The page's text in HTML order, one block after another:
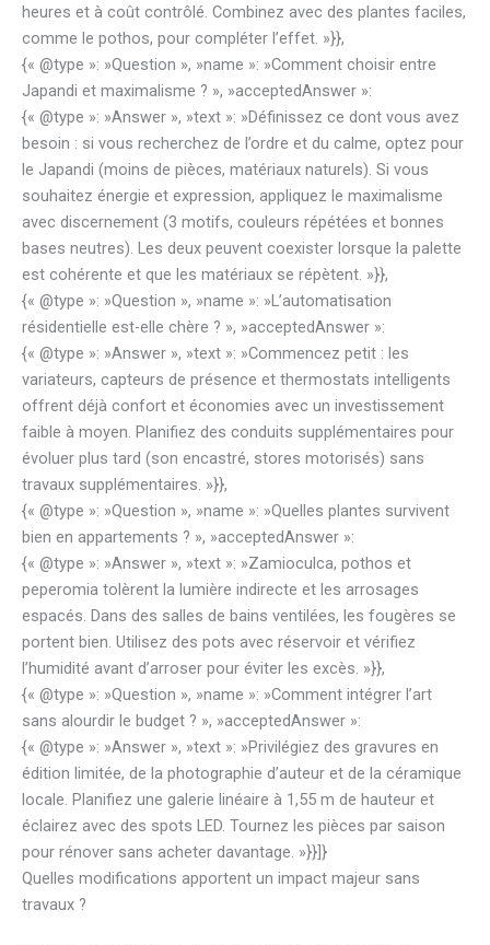
heures et à coût contrôlé. Combinez avec des plantes faciles,
comme le pothos, pour compléter l’effet. »}},
{« @type »: »Question », »name »: »Comment choisir entre
Japandi et maximalisme ? », »acceptedAnswer »:
{« @type »: »Answer », »text »: »Définissez ce dont vous avez
besoin : si vous recherchez de l’ordre et du calme, optez pour
le Japandi (moins de pièces, matériaux naturels). Si vous
souhaitez énergie et expression, appliquez le maximalisme
avec discernement (3 motifs, couleurs répétées et bonnes
bases neutres). Les deux peuvent coexister lorsque la palette
est cohérente et que les matériaux se répètent. »}},
{« @type »: »Question », »name »: »L’automatisation
résidentielle est-elle chère ? », »acceptedAnswer »:
{« @type »: »Answer », »text »: »Commencez petit : les
variateurs, capteurs de présence et thermostats intelligents
offrent déjà confort et économies avec un investissement
faible à moyen. Planifiez des conduits supplémentaires pour
évoluer plus tard (son encastré, stores motorisés) sans
travaux supplémentaires. »}},
{« @type »: »Question », »name »: »Quelles plantes survivent
bien en appartements ? », »acceptedAnswer »:
{« @type »: »Answer », »text »: »Zamioculca, pothos et
peperomia tolèrent la lumière indirecte et les arrosages
espacés. Dans des salles de bains ventilées, les fougères se
portent bien. Utilisez des pots avec réservoir et vérifiez
l’humidité avant d’arroser pour éviter les excès. »}},
{« @type »: »Question », »name »: »Comment intégrer l’art
sans alourdir le budget ? », »acceptedAnswer »:
{« @type »: »Answer », »text »: »Privilégiez des gravures en
édition limitée, de la photographie d’auteur et de la céramique
locale. Planifiez une galerie linéaire à 1,55 m de hauteur et
éclairez avec des spots LED. Tournez les pièces par saison
pour rénover sans acheter davantage. »}}]}
Quelles modifications apportent un impact majeur sans
travaux ?